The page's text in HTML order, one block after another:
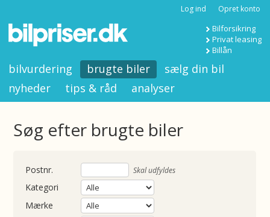
Log ind Opret konto
Bilforsikring
Privat leasing
Billån
bilvurdering brugte biler
sælg din bil
nyheder
tips & råd analyser
Søg efter brugte biler
Skal udfyldes
Kategori
Mærke